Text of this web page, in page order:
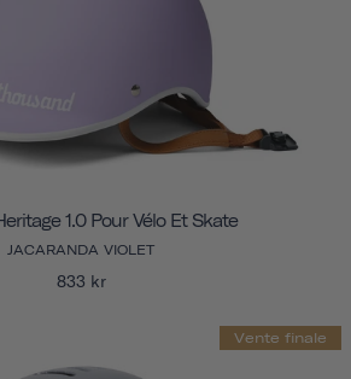
1.0 Pour Vélo Et Skate
JACARANDA VIOLET
833 kr
Vente finale